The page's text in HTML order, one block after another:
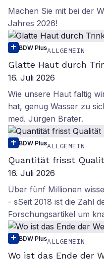
Machen Sie mit bei der
Jahres 2026!
BDW PlusALLGEMEIN
Glatte Haut durch
16. Juli 2026
Wie unsere Haut faltig
hat, genug Wasser zu
med. Jürgen Brater.
BDW PlusALLGEMEIN
Quantität frisst
16. Juli 2026
Über fünf Millionen
- sSeit 2018 ist die Zahl
Forschungsartikel um
BDW PlusALLGEMEIN
Wo ist das Ende der